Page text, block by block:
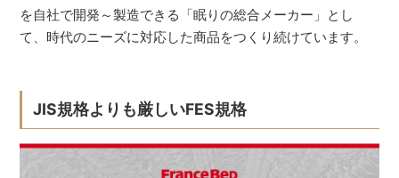
を自社で開発～製造できる「眠りの総合メーカー」とし
て、時代のニーズに対応した商品をつくり続けています。
JIS規格よりも厳しいFES規格